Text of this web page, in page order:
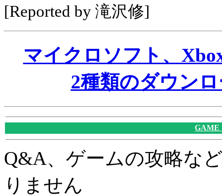
[Reported by 滝沢修]
マイクロソフト、
2種類のダウン
GAME
Q&A、ゲームの攻略な
りません